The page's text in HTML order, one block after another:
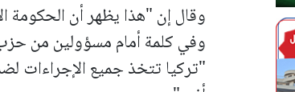
وقال إن "هذا يظهر أن الحكومة
وفي كلمة أمام مسؤولين من حزب
"تركيا تتخذ جميع الإجراءات